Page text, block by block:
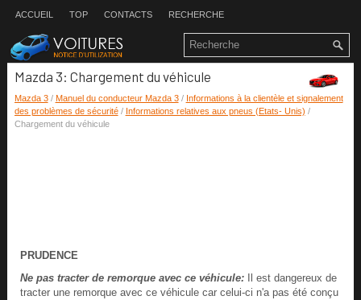
ACCUEIL TOP CONTACTS RECHERCHE
Mazda 3: Chargement du véhicule
Mazda 3/ Manuel du conducteur Mazda 3/ Informations à la clientèle et signalement
des problèmes de sécurité/ Informations relatives aux pneus (Etats- Unis) /
Chargement du véhicule
PRUDENCE
Ne pas tracter de remorque avec ce véhicule:Il est dangereux de
tracter une remorque avec ce véhicule car celui-ci n'a pas été conçu